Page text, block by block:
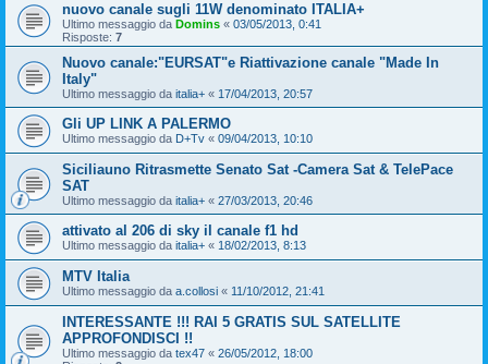
nuovo canale sugli 11W denominato ITALIA+
Ultimo messaggio da Domins « 03/05/2013, 0:41
Risposte: 7
Nuovo canale:"EURSAT"e Riattivazione canale "Made In
Italy"
Ultimo messaggio da italia+ « 17/04/2013, 20:57
Gli UP LINK A PALERMO
Ultimo messaggio da D+Tv « 09/04/2013, 10:10
Siciliauno Ritrasmette Senato Sat -Camera Sat & TelePace
SAT
Ultimo messaggio da italia+ « 27/03/2013, 20:46
attivato al 206 di sky il canale f1 hd
Ultimo messaggio da italia+ « 18/02/2013, 8:13
MTV Italia
Ultimo messaggio da a.collosi « 11/10/2012, 21:41
INTERESSANTE !!! RAI 5 GRATIS SUL SATELLITE
APPROFONDISCI !!
Ultimo messaggio da tex47 « 26/05/2012, 18:00